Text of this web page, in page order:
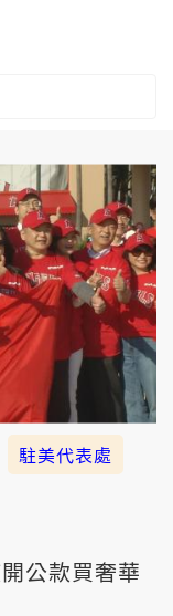
駐美代表處
公款買奢華